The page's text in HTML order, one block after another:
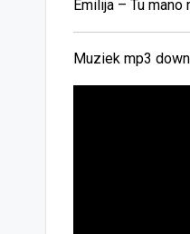
Emilija – Tu mano
Muziek mp3